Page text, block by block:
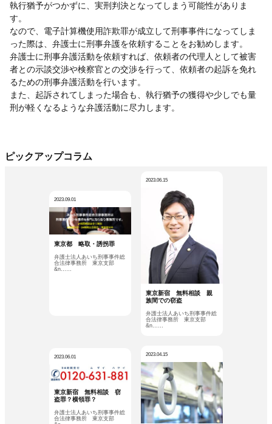
執行猶予がつかずに、実刑判決となってしまう可能性がありま
す。
なので、電子計算機使用詐欺罪が成立して刑事事件になってしま
った際は、弁護士に刑事弁護を依頼することをお勧めします。
弁護士に刑事弁護活動を依頼すれば、依頼者の代理人として被害
者との示談交渉や検察官との交渉を行って、依頼者の起訴を免れ
るための刑事弁護活動を行います。
また、起訴されてしまった場合も、執行猶予の獲得や少しでも量
刑が軽くなるような弁護活動に尽力します。
ピックアップコラム
2023.09.01
東京都 略取・誘拐罪
弁護士法人あいち刑事事件総
合法律事務所 東京支部
&n……
2023.06.15
東京新宿 無料相談 親
族間での窃盗
弁護士法人あいち刑事事件総
合法律事務所 東京支部
&n……
2023.06.01
東京新宿 無料相談 窃
盗罪？横領罪？
弁護士法人あいち刑事事件総
合法律事務所 東京支部
2023.04.15